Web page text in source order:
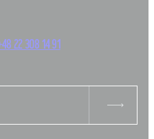
22 308 14 91